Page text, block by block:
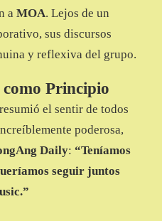
a MOA. Lejos de un
sus discursos
y reflexiva del grupo.
Principio
el sentir de todos
poderosa,
Daily: “Teníamos
seguir juntos